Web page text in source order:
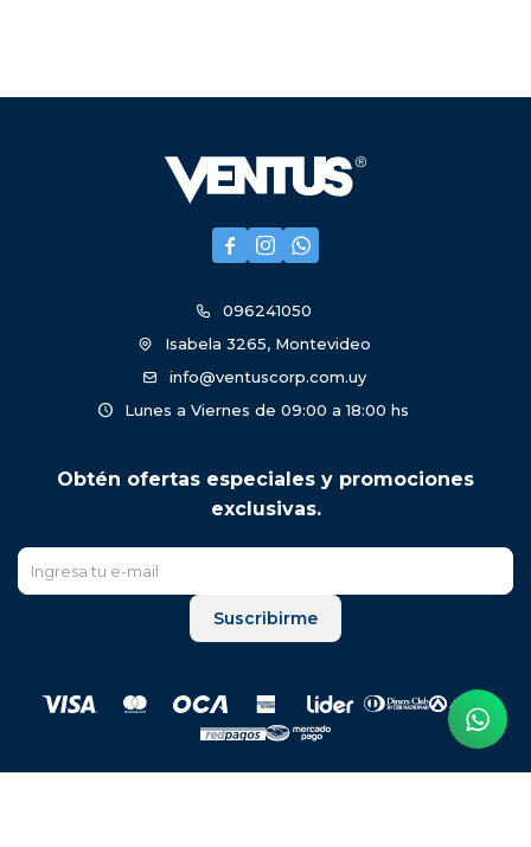
  
096241050
Isabela 3265, Montevideo
info@ventuscorp.com.uy
Lunes a Viernes de 09:00 a 18:00 hs
Obtén ofertas especiales y promociones
exclusivas.
Suscribirme